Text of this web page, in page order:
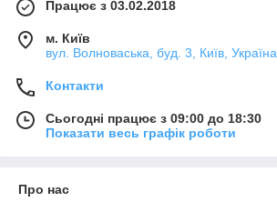
Працює з 03.02.2018
м. Київ
вул. Волноваська, буд. 3, Київ, Україна
Контакти
Сьогодні працює з 09:00 до 18:30
Показати весь графік роботи
Про нас